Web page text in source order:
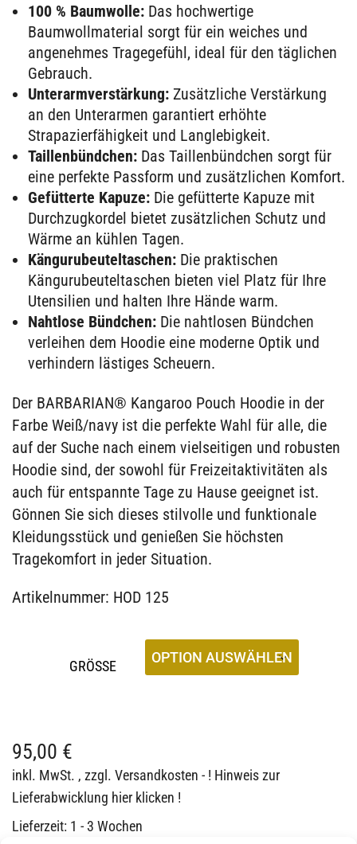
100 % Baumwolle: Das hochwertige
Baumwollmaterial sorgt für ein weiches und
angenehmes Tragegefühl, ideal für den täglichen
Gebrauch.
Unterarmverstärkung: Zusätzliche Verstärkung
an den Unterarmen garantiert erhöhte
Strapazierfähigkeit und Langlebigkeit.
Taillenbündchen: Das Taillenbündchen sorgt für
eine perfekte Passform und zusätzlichen Komfort.
Gefütterte Kapuze: Die gefütterte Kapuze mit
Durchzugkordel bietet zusätzlichen Schutz und
Wärme an kühlen Tagen.
Kängurubeuteltaschen: Die praktischen
Kängurubeuteltaschen bieten viel Platz für Ihre
Utensilien und halten Ihre Hände warm.
Nahtlose Bündchen: Die nahtlosen Bündchen
verleihen dem Hoodie eine moderne Optik und
verhindern lästiges Scheuern.
Der BARBARIAN® Kangaroo Pouch Hoodie in der
Farbe Weiß/navy ist die perfekte Wahl für alle, die
auf der Suche nach einem vielseitigen und robusten
Hoodie sind, der sowohl für Freizeitaktivitäten als
auch für entspannte Tage zu Hause geeignet ist.
Gönnen Sie sich dieses stilvolle und funktionale
Kleidungsstück und genießen Sie höchsten
Tragekomfort in jeder Situation.
Artikelnummer: HOD 125
GRÖSSE
95,00 €
inkl. MwSt. , zzgl. Versandkosten - ! Hinweis zur
Lieferabwicklung hier klicken !
Lieferzeit: 1 - 3 Wochen